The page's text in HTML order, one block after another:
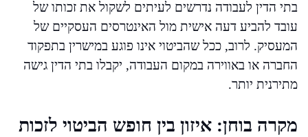
בתי הדין לעבודה נדרשים לעיתים לשקול את זכותו של
עובד להביע דעה אישית מול האינטרסים העסקיים של
המעסיק. לרוב, ככל שהביטוי אינו פוגע במישרין בתפקוד
החברה או באווירה במקום העבודה, יקבלו בתי הדין גישה
מתירנית יותר.
מקרה בוחן: איזון בין חופש הביטוי לזכות